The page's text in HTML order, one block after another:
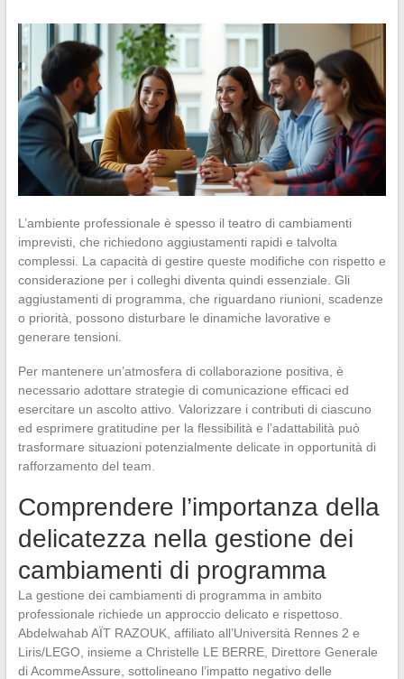
L’ambiente professionale è spesso il teatro di cambiamenti
imprevisti, che richiedono aggiustamenti rapidi e talvolta
complessi. La capacità di gestire queste modifiche con rispetto e
considerazione per i colleghi diventa quindi essenziale. Gli
aggiustamenti di programma, che riguardano riunioni, scadenze
o priorità, possono disturbare le dinamiche lavorative e
generare tensioni.
Per mantenere un’atmosfera di collaborazione positiva, è
necessario adottare strategie di comunicazione efficaci ed
esercitare un ascolto attivo. Valorizzare i contributi di ciascuno
ed esprimere gratitudine per la flessibilità e l’adattabilità può
trasformare situazioni potenzialmente delicate in opportunità di
rafforzamento del team.
Comprendere l’importanza della
delicatezza nella gestione dei
cambiamenti di programma
La gestione dei cambiamenti di programma in ambito
professionale richiede un approccio delicato e rispettoso.
Abdelwahab AÏT RAZOUK, affiliato all’Università Rennes 2 e
Liris/LEGO, insieme a Christelle LE BERRE, Direttore Generale
di AcommeAssure, sottolineano l’impatto negativo delle